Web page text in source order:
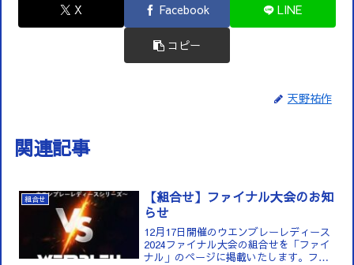
X Facebook LINE
コピー
天野祐作
関連記事
組合せ
【組合せ】ファイナル大会のお知
らせ
12月17日開催のウエンブレーレディース
2024ファイナル大会の組合せを「ファイ
ナル」のページに掲載いたします。ファ